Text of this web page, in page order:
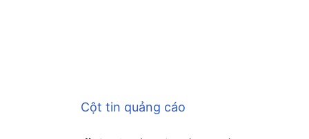
Cột tin quảng cáo